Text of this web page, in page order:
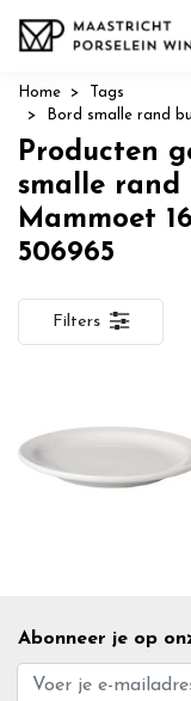
Home
Tags
Bord smalle rand
Producten
smalle rand
Mammoet
506965
Filters
Abonneer je op